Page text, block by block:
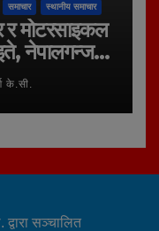
समाचार स्थानीय समाचार
र मोटरसाइकल
नेपालगन्ज
के.सी.
सञ्चालित